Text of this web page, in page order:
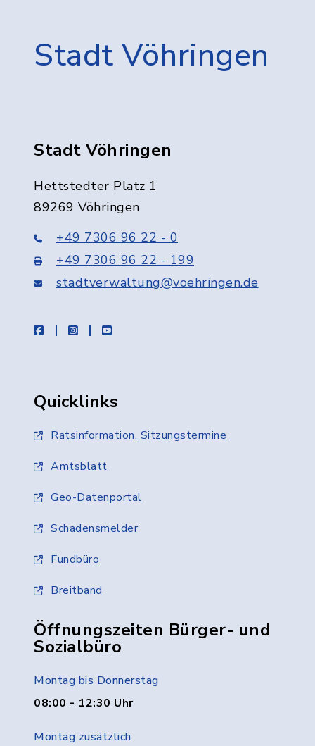
Stadt Vöhringen
Stadt Vöhringen
Hettstedter Platz 1
89269 Vöhringen
+49 7306 96 22 - 0
+49 7306 96 22 - 199
stadtverwaltung@voehringen.de
facebookinstagramyoutube
Quicklinks
Ratsinformation, Sitzungstermine
Amtsblatt
Geo-Datenportal
Schadensmelder
Fundbüro
Breitband
Öffnungszeiten Bürger- und
Sozialbüro
Montag bis Donnerstag
08:00 - 12:30 Uhr
Montag zusätzlich